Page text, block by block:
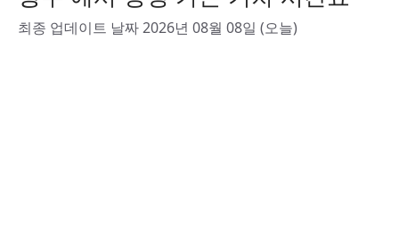
최종 업데이트 날짜 2026년 08월 08일 (오늘)